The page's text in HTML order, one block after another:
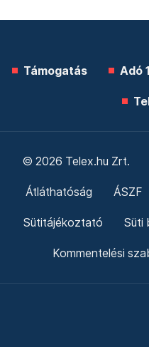
Támogatás Adó
© 2026 Telex.hu Zrt.
Átláthatóság ÁSZF
Sütitájékoztató Süti
Kommentelési